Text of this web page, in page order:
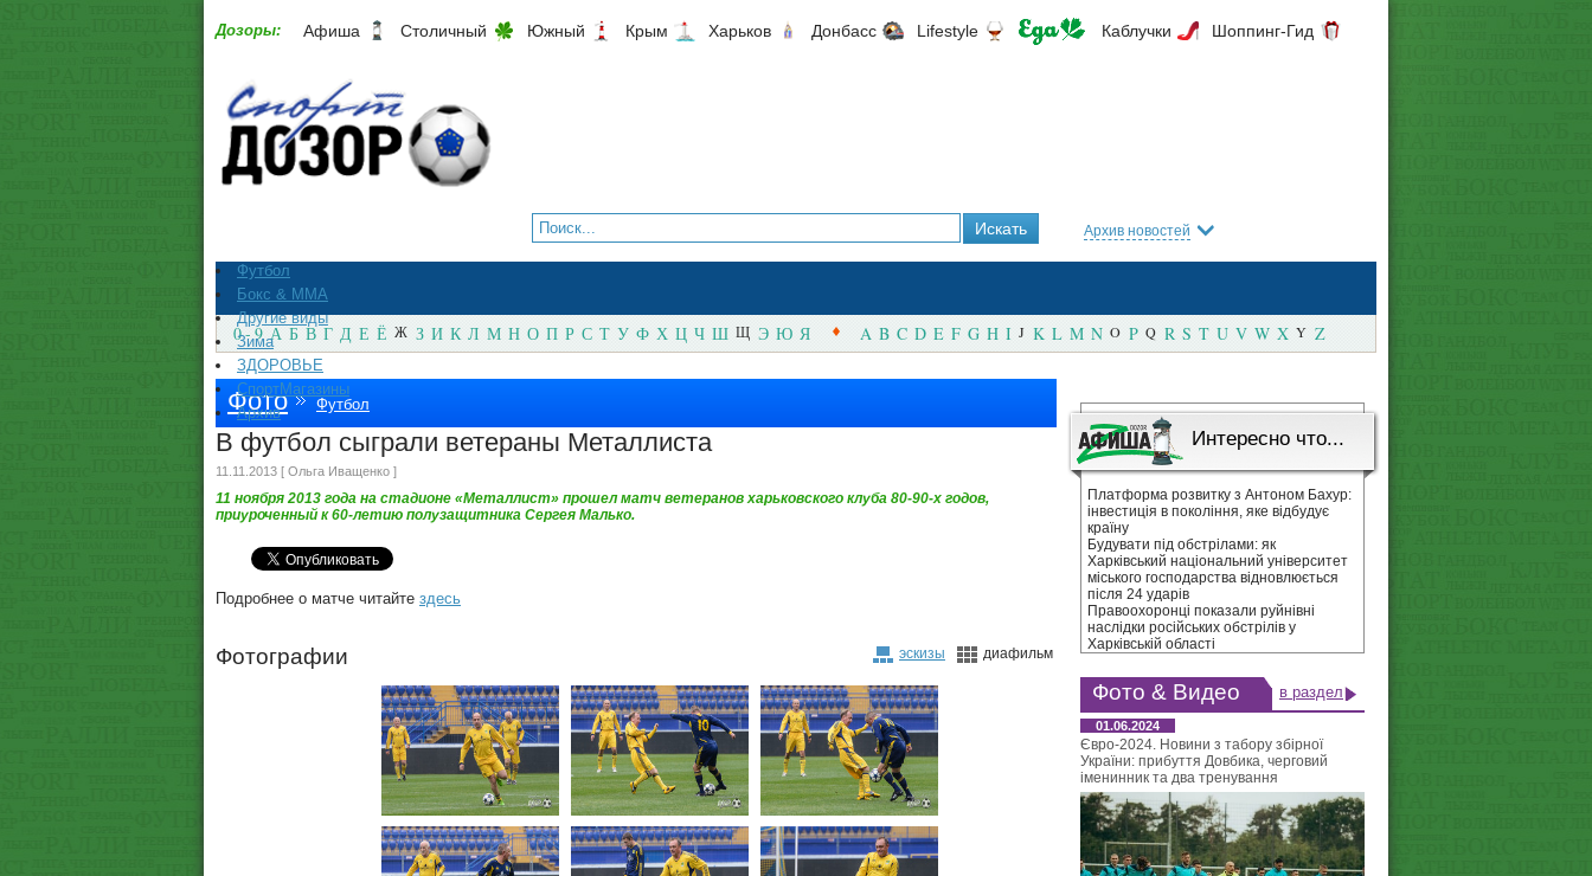
Дозоры: Афиша Столичный Южный Крым Харьков Донбасс Lifestyle Каблучки Шоппинг-Гид
Архив новостей
Футбол
Бокс & ММА
Другие виды
Зима
ЗДОРОВЬЕ
СпортМагазины
Архив
0 - 9 А Б В Г Д Е Ё Ж З И К Л М Н О П Р С Т У Ф Х Ц Ч Ш Щ Э Ю Я A B C D E F G H I J K L M N O P Q R S T U V W X Y Z
Фото Футбол
В футбол сыграли ветераны Металлиста
11.11.2013 [ Ольга Иващенко ]
11 ноября 2013 года на стадионе «Металлист» прошел матч ветеранов харьковского клуба 80-90-х годов,
приуроченный к 60-летию полузащитника Сергея Малько.
Подробнее о матче читайте здесь
Фотографии эскизы диафильм
Интересно что...
Платформа розвитку з Антоном Бахур:
інвестиція в покоління, яке відбудує
країну
Будувати під обстрілами: як
Харківський національний університет
міського господарства відновлюється
після 24 ударів
Правоохоронці показали руйнівні
наслідки російських обстрілів у
Харківській області
Фото & Видео в раздел
01.06.2024
Євро-2024. Новини з табору збірної
України: прибуття Довбика, черговий
іменинник та два тренування